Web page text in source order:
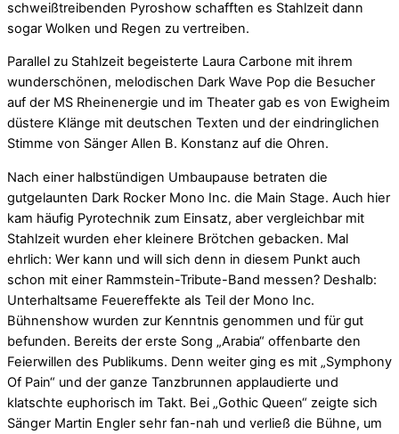
schweißtreibenden Pyroshow schafften es Stahlzeit dann
sogar Wolken und Regen zu vertreiben.
Parallel zu Stahlzeit begeisterte Laura Carbone mit ihrem
wunderschönen, melodischen Dark Wave Pop die Besucher
auf der MS Rheinenergie und im Theater gab es von Ewigheim
düstere Klänge mit deutschen Texten und der eindringlichen
Stimme von Sänger Allen B. Konstanz auf die Ohren.
Nach einer halbstündigen Umbaupause betraten die
gutgelaunten Dark Rocker Mono Inc. die Main Stage. Auch hier
kam häufig Pyrotechnik zum Einsatz, aber vergleichbar mit
Stahlzeit wurden eher kleinere Brötchen gebacken. Mal
ehrlich: Wer kann und will sich denn in diesem Punkt auch
schon mit einer Rammstein-Tribute-Band messen? Deshalb:
Unterhaltsame Feuereffekte als Teil der Mono Inc.
Bühnenshow wurden zur Kenntnis genommen und für gut
befunden. Bereits der erste Song „Arabia“ offenbarte den
Feierwillen des Publikums. Denn weiter ging es mit „Symphony
Of Pain“ und der ganze Tanzbrunnen applaudierte und
klatschte euphorisch im Takt. Bei „Gothic Queen“ zeigte sich
Sänger Martin Engler sehr fan-nah und verließ die Bühne, um